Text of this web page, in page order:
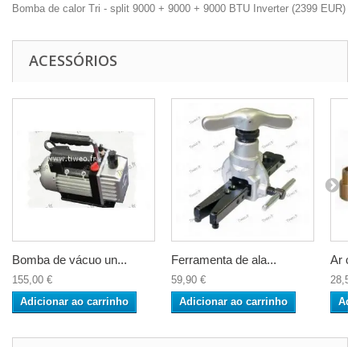
Bomba de calor Tri - split 9000 + 9000 + 9000 BTU Inverter (2399 EUR)
ACESSÓRIOS
Bomba de vácuo un...
155,00 €
Adicionar ao carrinho
Ferramenta de ala...
59,90 €
Adicionar ao carrinho
Ar
28,50